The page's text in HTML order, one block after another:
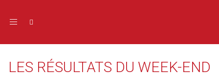
Toggle navigation
LES RÉSULTATS DU WEEK-END